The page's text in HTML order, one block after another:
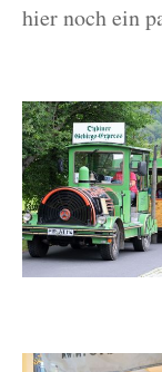
hier noch ein